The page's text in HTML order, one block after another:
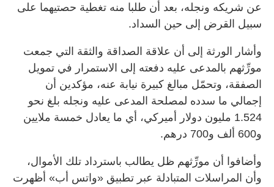
عن شريكه ونجله، بعد أن طلبا منه تغطية حصتيهما على
سبيل القرض إلى حين السداد.
وأشار الورثة إلى أن علاقة الصداقة والثقة التي جمعت
مورِّثهم بالمدعى عليه دفعته إلى الاستمرار في تمويل
الصفقة، وتحمّل مبالغ كبيرة نيابة عنه، مؤكدين أن
إجمالي ما سدده لمصلحة المدعى عليه ونجله بلغ نحو
1.524 مليون دولار أميركي، أي ما يعادل خمسة ملايين
و600 ألف و700 درهم.
وأضافوا أن مورِّثهم ظل يطالب باسترداد تلك الأموال،
وأن المراسلات المتبادلة عبر تطبيق «واتس أب» أظهرت